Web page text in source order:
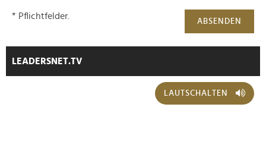
ABSENDEN
* Pflichtfelder.
LEADERSNET.TV
LAUTSCHALTEN